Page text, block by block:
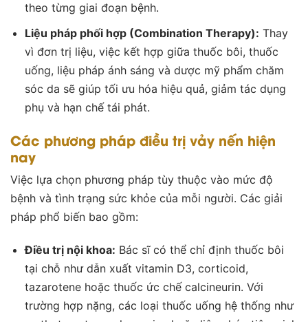
theo từng giai đoạn bệnh.
Liệu pháp phối hợp (Combination Therapy): Thay
vì đơn trị liệu, việc kết hợp giữa thuốc bôi, thuốc
uống, liệu pháp ánh sáng và dược mỹ phẩm chăm
sóc da sẽ giúp tối ưu hóa hiệu quả, giảm tác dụng
phụ và hạn chế tái phát.
Các phương pháp điều trị vảy nến hiện
nay
Việc lựa chọn phương pháp tùy thuộc vào mức độ
bệnh và tình trạng sức khỏe của mỗi người. Các giải
pháp phổ biến bao gồm:
Điều trị nội khoa: Bác sĩ có thể chỉ định thuốc bôi
tại chỗ như dẫn xuất vitamin D3, corticoid,
tazarotene hoặc thuốc ức chế calcineurin. Với
trường hợp nặng, các loại thuốc uống hệ thống như